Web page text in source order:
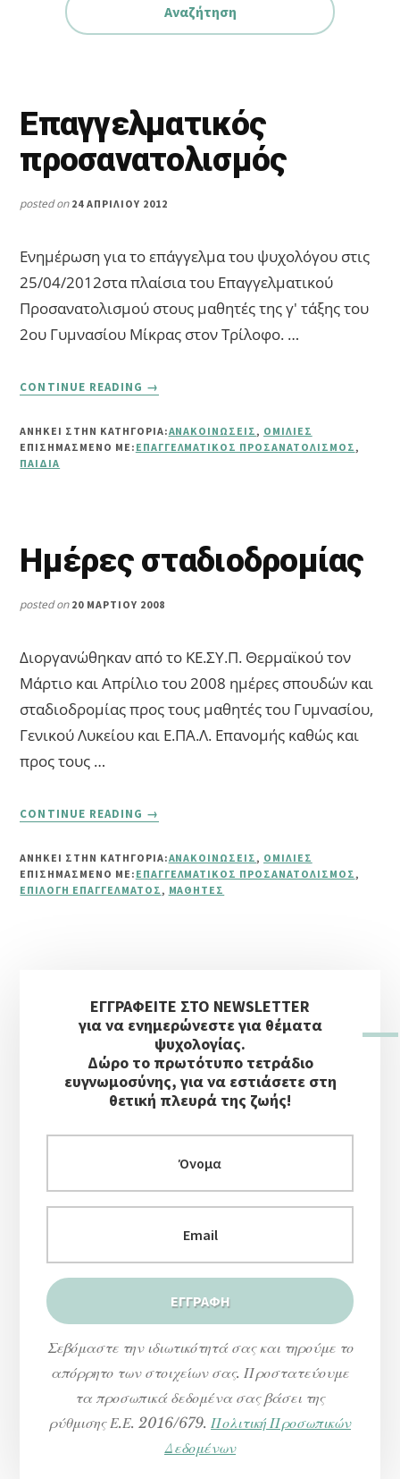
Επαγγελματικός
προσανατολισμός
posted on 24 ΑΠΡΙΛΊΟΥ 2012
Ενημέρωση για το επάγγελμα του ψυχολόγου στις
25/04/2012στα πλαίσια του Επαγγελματικού
Προσανατολισμού στους μαθητές της γ' τάξης του
2ου Γυμνασίου Μίκρας στον Τρίλοφο. …
CONTINUE READING
ΕΠΑΓΓΕΛΜΑΤΙΚΌΣ
→
ΑΝΗΚΕΙ ΣΤΗΝ ΚΑΤΗΓΟΡΙΑ:ΑΝΑΚΟΙΝΏΣΕΙΣ , ΟΜΙΛΊΕΣ
ΕΠΙΣΗΜΑΣΜΈΝΟ ΜΕ: ΕΠΑΓΓΕΛΜΑΤΙΚΌΣ ΠΡΟΣΑΝΑΤΟΛΙΣΜΌΣ ,
ΠΑΙΔΙΆ
Ημέρες σταδιοδρομίας
posted on 20 ΜΑΡΤΊΟΥ 2008
Διοργανώθηκαν από το ΚΕ.ΣΥ.Π. Θερμαϊκού τον
Μάρτιο και Απρίλιο του 2008 ημέρες σπουδών και
σταδιοδρομίας προς τους μαθητές του Γυμνασίου,
Γενικού Λυκείου και Ε.ΠΑ.Λ. Επανομής καθώς και
προς τους …
CONTINUE READING
ΗΜΈΡΕΣ
→
ΑΝΗΚΕΙ ΣΤΗΝ ΚΑΤΗΓΟΡΙΑ:ΑΝΑΚΟΙΝΏΣΕΙΣ , ΟΜΙΛΊΕΣ
ΕΠΙΣΗΜΑΣΜΈΝΟ ΜΕ: ΕΠΑΓΓΕΛΜΑΤΙΚΌΣ ΠΡΟΣΑΝΑΤΟΛΙΣΜΌΣ ,
ΕΠΙΛΟΓΉ ΕΠΑΓΓΈΛΜΑΤΟΣ , ΜΑΘΗΤΈΣ
ΠλευρικήΕΓΓΡΑΦΕΙΤΕ ΣΤΟ NEWSLETTER
για να ενημερώνεστε για θέματα
ψυχολογίας.
Δώρο το πρωτότυπο τετράδιο
ευγνωμοσύνης, για να εστιάσετε στη
θετική πλευρά της ζωής!
Σεβόμαστε την ιδιωτικότητά σας και τηρούμε το
απόρρητο των στοιχείων σας. Προστατεύουμε
τα προσωπικά δεδομένα σας βάσει της
ρύθμισης Ε.Ε. 2016/679. Πολιτική Προσωπικών
Δεδομένων